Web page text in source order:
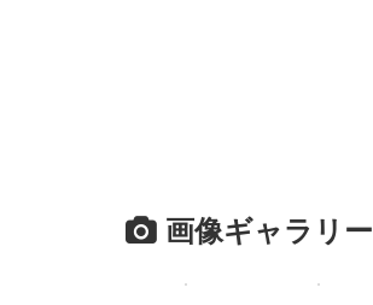
画像ギャラリー